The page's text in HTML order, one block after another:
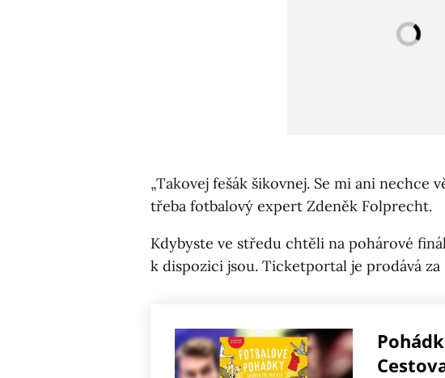
„Takovej fešák šikovnej. Se mi ani nechce
třeba fotbalový expert Zdeněk Folprecht.
Kdybyste ve středu chtěli na pohárové
k dispozici jsou. Ticketportal je prodává za